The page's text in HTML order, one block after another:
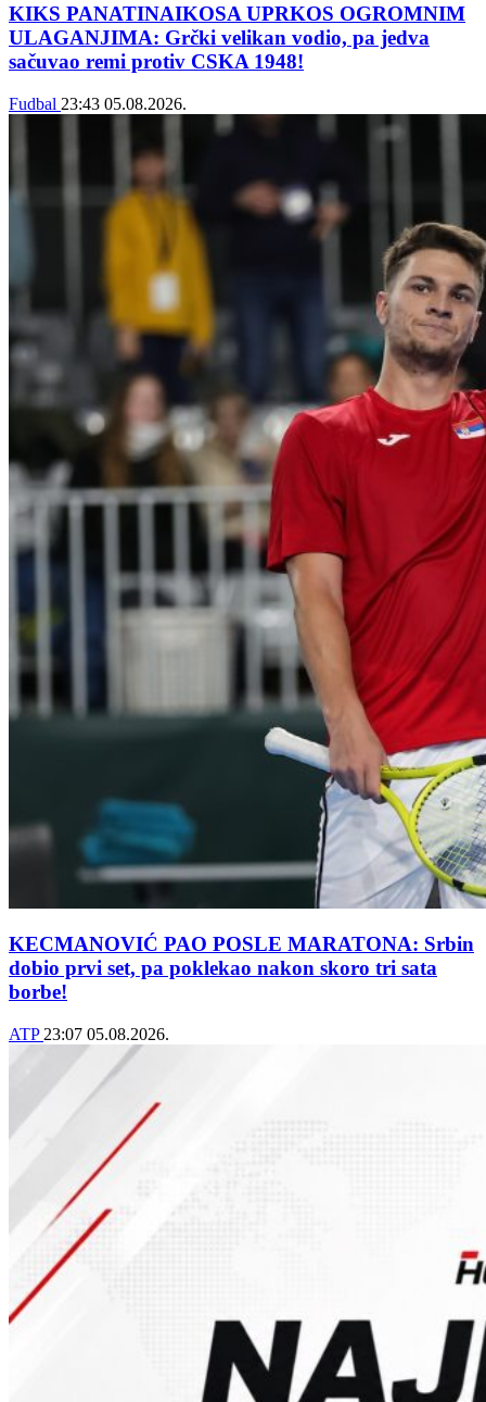
KIKS PANATINAIKOSA UPRKOS OGROMNIM
ULAGANJIMA: Grčki velikan vodio, pa jedva
sačuvao remi protiv CSKA 1948!
Fudbal 23:43 05.08.2026.
KECMANOVIĆ PAO POSLE MARATONA: Srbin
dobio prvi set, pa poklekao nakon skoro tri sata
borbe!
ATP 23:07 05.08.2026.